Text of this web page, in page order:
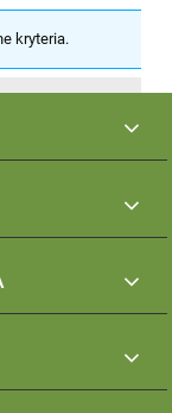
kryteria.